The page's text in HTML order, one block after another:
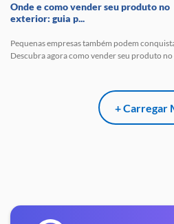
Onde e como vender seu produto no
exterior: guia p...
Pequenas empresas também podem
Descubra agora como vender seu produto
+ Carregar